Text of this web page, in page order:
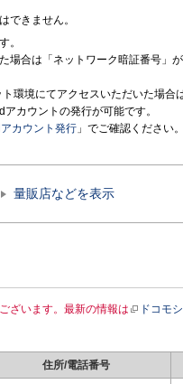
できません。
。
場合は「ネットワーク暗証番号」
環境にてアクセスいただいた場
カウントの発行が可能です。
カウント発行 」でご確認ください。
量販店などを表示
ざいます。最新の情報は ドコモ
住所/電話番号